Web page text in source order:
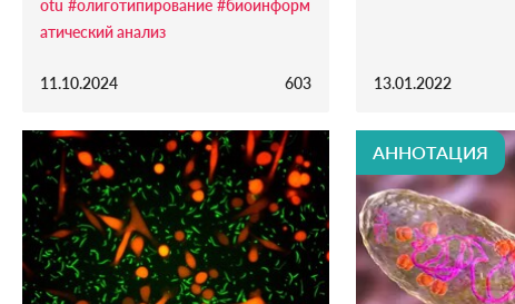
otu #олиготипирование #биоинформ
атический анализ
11.10.2024 603 13.01.2022
АННОТАЦИЯ